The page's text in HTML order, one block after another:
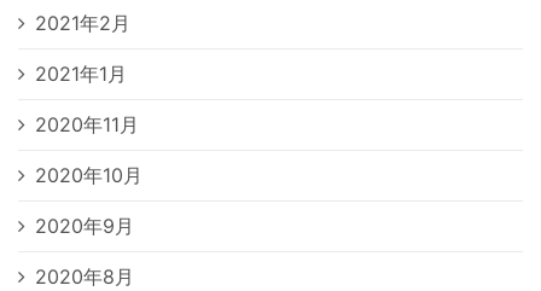
2021年2月
2021年1月
2020年11月
2020年10月
2020年9月
2020年8月